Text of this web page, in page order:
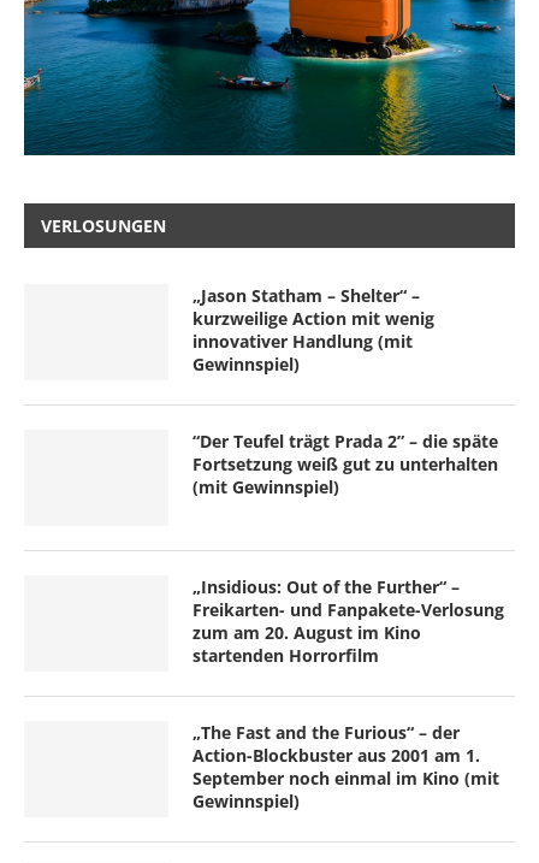
VERLOSUNGEN
„Jason Statham – Shelter“ –
kurzweilige Action mit wenig
innovativer Handlung (mit
Gewinnspiel)
“Der Teufel trägt Prada 2” – die späte
Fortsetzung weiß gut zu unterhalten
(mit Gewinnspiel)
„Insidious: Out of the Further“ –
Freikarten- und Fanpakete-Verlosung
zum am 20. August im Kino
startenden Horrorfilm
„The Fast and the Furious“ – der
Action-Blockbuster aus 2001 am 1.
September noch einmal im Kino (mit
Gewinnspiel)